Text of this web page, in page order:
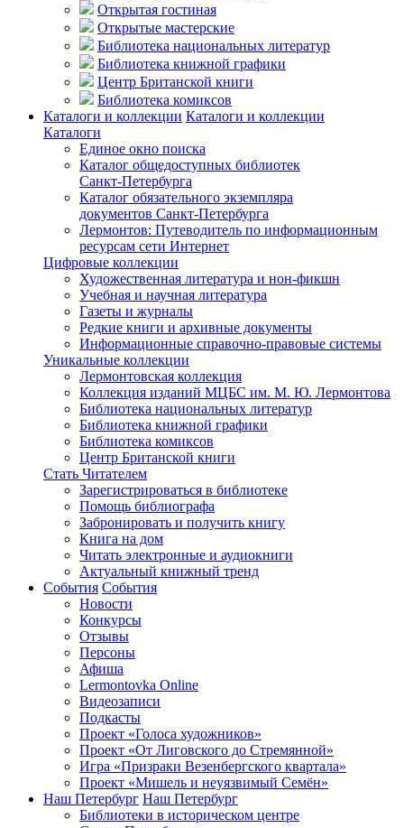
Открытая гостиная
Открытые мастерские
Библиотека национальных литератур
Библиотека книжной графики
Центр Британской книги
Библиотека комиксов
Каталоги и коллекции Каталоги и коллекции
Каталоги
Единое окно поиска
Каталог общедоступных библиотек
Санкт-Петербурга
Каталог обязательного экземпляра
документов Санкт-Петербурга
Лермонтов: Путеводитель по информационным
ресурсам сети Интернет
Цифровые коллекции
Художественная литература и нон-фикшн
Учебная и научная литература
Газеты и журналы
Редкие книги и архивные документы
Информационные справочно-правовые системы
Уникальные коллекции
Лермонтовская коллекция
Коллекция изданий МЦБС им. М. Ю. Лермонтова
Библиотека национальных литератур
Библиотека книжной графики
Библиотека комиксов
Центр Британской книги
Стать Читателем
Зарегистрироваться в библиотеке
Помощь библиографа
Забронировать и получить книгу
Книга на дом
Читать электронные и аудиокниги
Актуальный книжный тренд
События События
Новости
Конкурсы
Отзывы
Персоны
Афиша
Lermontovka Online
Видеозаписи
Подкасты
Проект «Голоса художников»
Проект «От Лиговского до Стремянной»
Игра «Призраки Везенбергского квартала»
Проект «Мишель и неуязвимый Семён»
Наш Петербург Наш Петербург
Библиотеки в историческом центре